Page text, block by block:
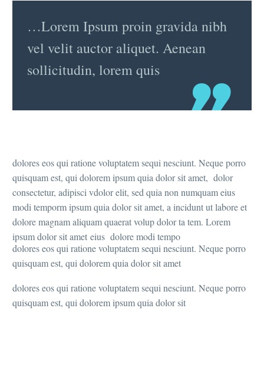
…Lorem Ipsum proin gravida nibh
vel velit auctor aliquet. Aenean
sollicitudin, lorem quis
dolores eos qui ratione voluptatem sequi nesciunt. Neque porro
quisquam est, qui dolorem ipsum quia dolor sit amet, dolor
consectetur, adipisci vdolor elit, sed quia non numquam eius
modi temporm ipsum quia dolor sit amet, a incidunt ut labore et
dolore magnam aliquam quaerat volup dolor ta tem. Lorem
ipsum dolor sit amet eius dolore modi tempo
dolores eos qui ratione voluptatem sequi nesciunt. Neque porro
quisquam est, qui dolorem quia dolor sit amet
dolores eos qui ratione voluptatem sequi nesciunt. Neque porro
quisquam est, qui dolorem ipsum quia dolor sit